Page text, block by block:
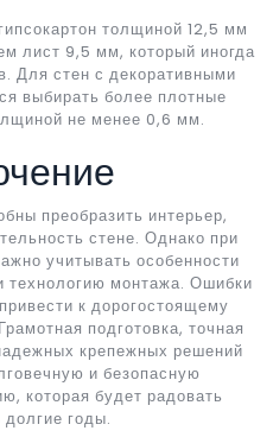
толщиной 12,5 мм
лист 9,5 мм, который иногда
Для стен с декоративными
выбирать более плотные
не менее 0,6 мм.
преобразить интерьер,
стене. Однако при
учитывать особенности
технологию монтажа. Ошибки
к дорогостоящему
подготовка, точная
крепежных решений
и безопасную
которая будет радовать
годы.